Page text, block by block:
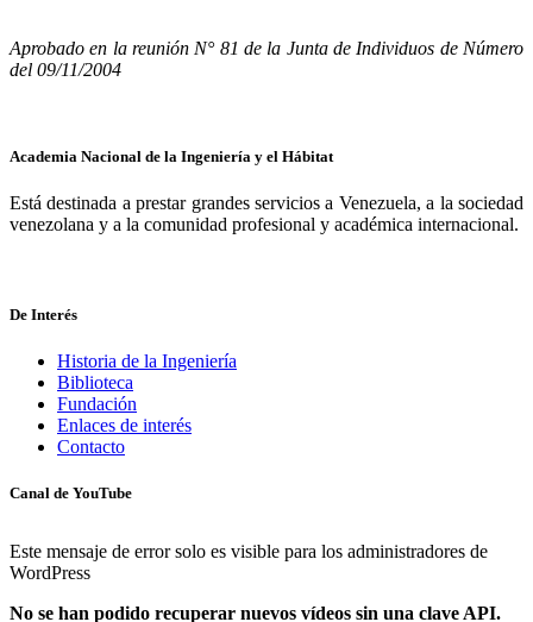
Aprobado en la reunión N° 81 de la Junta de Individuos de Número
del 09/11/2004
Academia Nacional de la Ingeniería y el Hábitat
Está destinada a prestar grandes servicios a Venezuela, a la sociedad
venezolana y a la comunidad profesional y académica internacional.
De Interés
Historia de la Ingeniería
Biblioteca
Fundación
Enlaces de interés
Contacto
Canal de YouTube
Este mensaje de error solo es visible para los administradores de
WordPress
No se han podido recuperar nuevos vídeos sin una clave API.